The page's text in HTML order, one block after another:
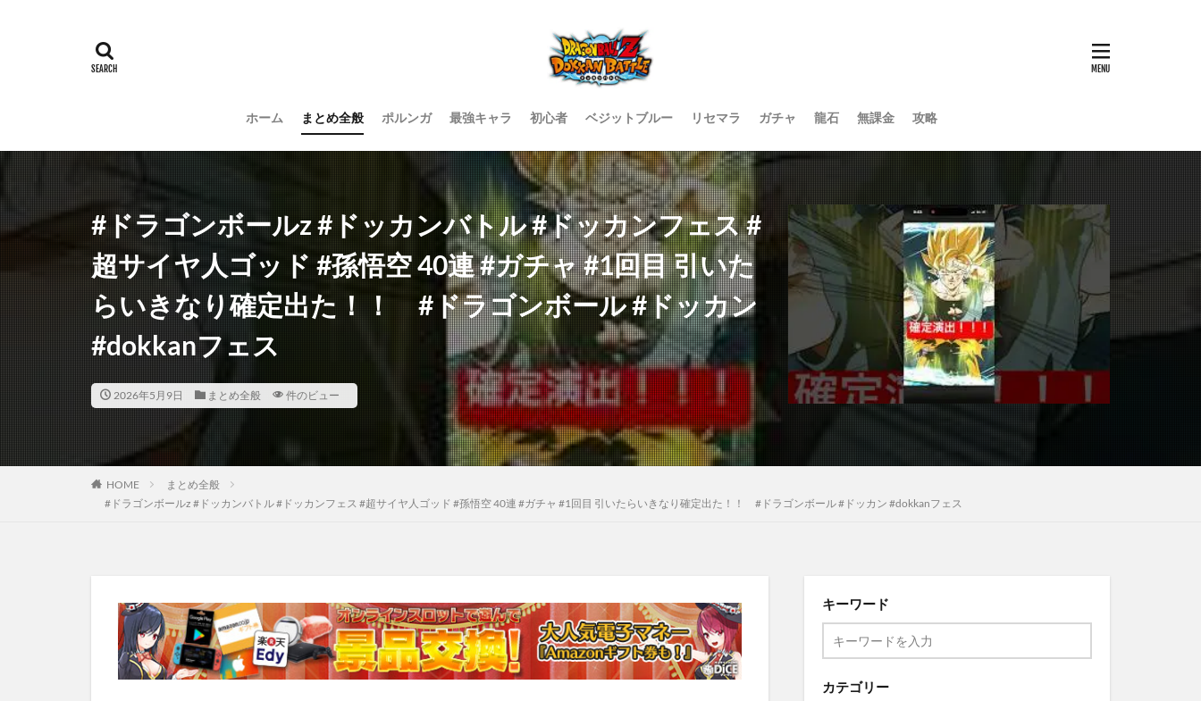
ホーム まとめ全般 ポルンガ 最強キャラ 初心者 ベジットブルー リセマラ ガチャ 龍石 無課金 攻略
#ドラゴンボールz #ドッカンバトル #ドッカンフェス #
超サイヤ人ゴッド #孫悟空 40連 #ガチャ #1回目 引いた
らいきなり確定出た！！ #ドラゴンボール #ドッカン
#dokkanフェス
2026年5月9日 まとめ全般 件のビュー
HOME
まとめ全般
#ドラゴンボールz #ドッカンバトル #ドッカンフェス #超サイヤ人ゴッド #孫悟空 40連 #ガチャ #1回目 引いたらいきなり確定出た！！ #ドラゴンボール #ドッカン #dokkanフェス
キーワード
カテゴリー